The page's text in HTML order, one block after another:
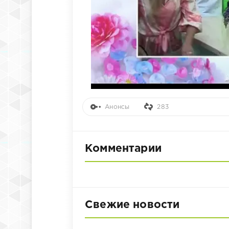
Анонсы 283
Комментарии
Свежие новости